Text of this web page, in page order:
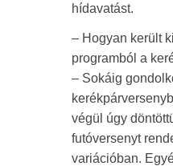
hídavatást.
– Hogyan került
programból a
– Sokáig
végül úgy
futóversenyt
variációban.